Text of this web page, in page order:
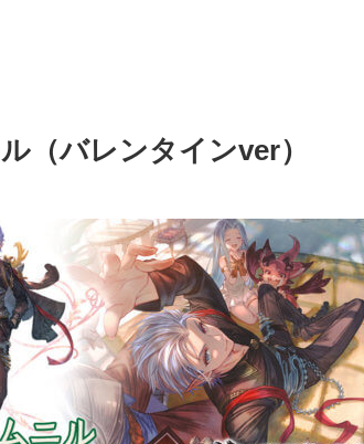
（バレンタインver）